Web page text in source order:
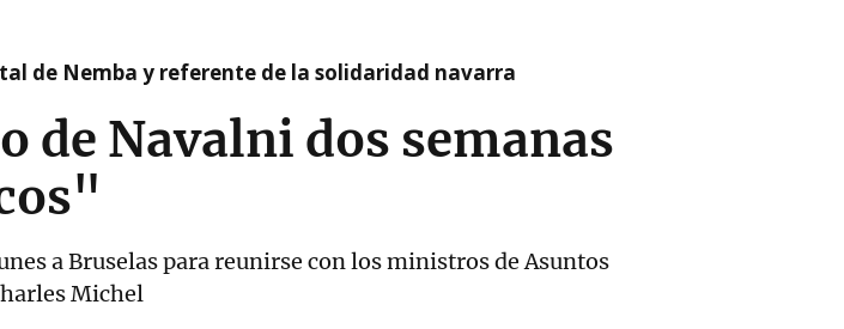
de Nemba y referente de la solidaridad navarra
de Navalni dos semanas
a Bruselas para reunirse con los ministros de Asuntos
Michel